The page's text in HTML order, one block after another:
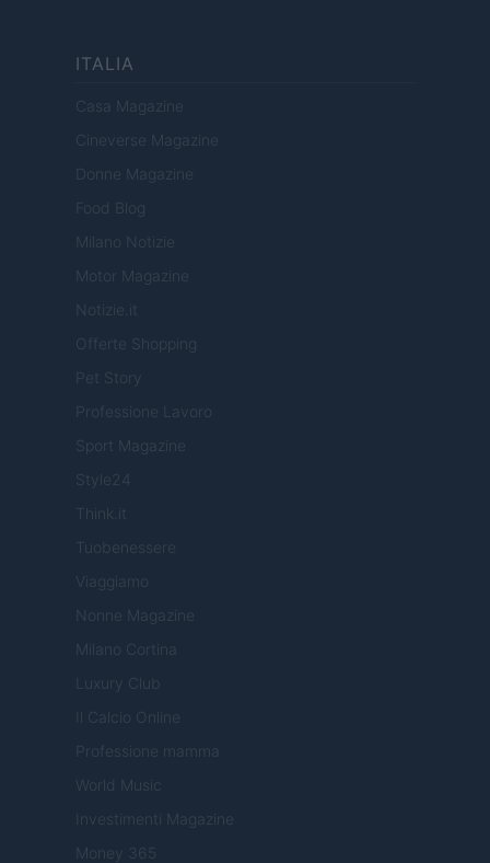
ITALIA
Casa Magazine
Cineverse Magazine
Donne Magazine
Food Blog
Milano Notizie
Motor Magazine
Notizie.it
Offerte Shopping
Pet Story
Professione Lavoro
Sport Magazine
Style24
Think.it
Tuobenessere
Viaggiamo
Nonne Magazine
Milano Cortina
Luxury Club
Il Calcio Online
Professione mamma
World Music
Investimenti Magazine
Money 365